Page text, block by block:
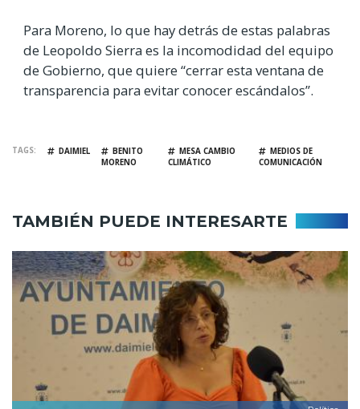
Para Moreno, lo que hay detrás de estas palabras
de Leopoldo Sierra es la incomodidad del equipo
de Gobierno, que quiere “cerrar esta ventana de
transparencia para evitar conocer escándalos”.
TAGS DAIMIEL
BENITO
MORENO
MESA CAMBIO
CLIMÁTICO
MEDIOS DE
COMUNICACIÓN
TAMBIÉN PUEDE INTERESARTE